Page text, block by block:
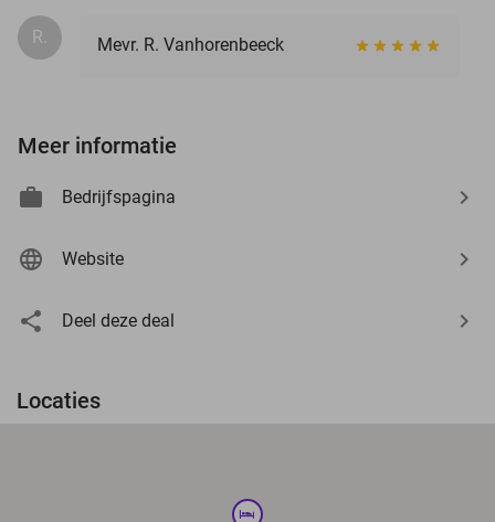
R. Mevr. R. Vanhorenbeeck
Meer informatie
Bedrijfspagina
Website
Deel deze deal
Locaties
hotel